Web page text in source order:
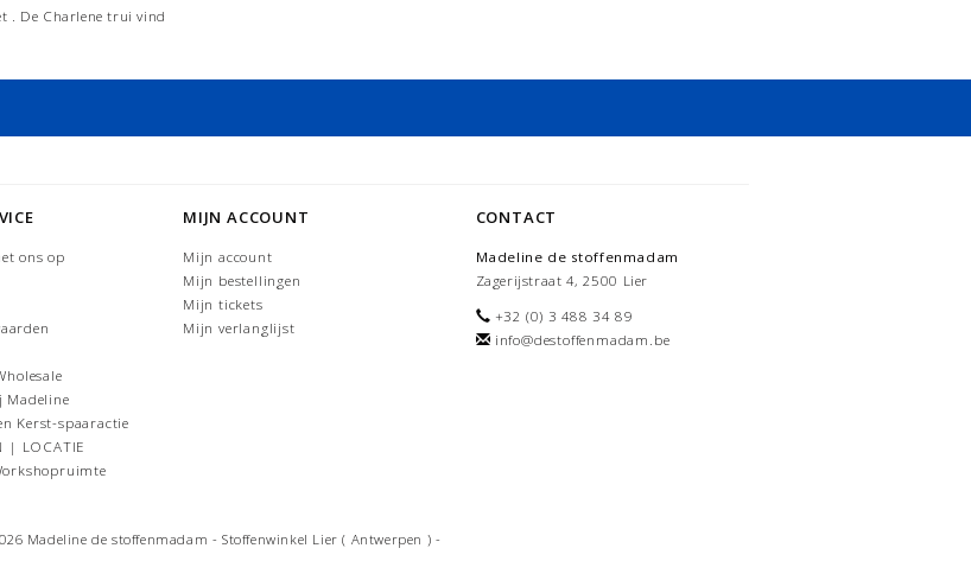
. De Charlene trui vind
ons op
Madeline
Kerst-spaaractie
| LOCATIE
MIJN ACCOUNT
Mijn account
Mijn bestellingen
Mijn tickets
Mijn verlanglijst
CONTACT
Madeline de stoffenmadam
Zagerijstraat 4, 2500 Lier
+32 (0) 3 488 34 89
info@destoffenmadam.be
Madeline de stoffenmadam - Stoffenwinkel Lier ( Antwerpen ) -